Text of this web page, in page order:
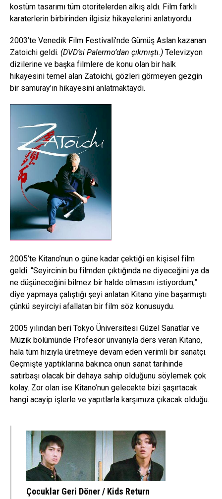
kostüm tasarımı tüm otoritelerden alkış aldı. Film farklı
karaterlerin birbirinden ilgisiz hikayelerini anlatıyordu.
2003’te Venedik Film Festivali’nde Gümüş Aslan kazanan
Zatoichi geldi. (DVD’si Palermo’dan çıkmıştı.) Televizyon
dizilerine ve başka filmlere de konu olan bir halk
hikayesini temel alan Zatoichi, gözleri görmeyen gezgin
bir samuray’ın hikayesini anlatmaktaydı.
2005’te Kitano’nun o güne kadar çektiği en kişisel film
geldi. “Seyircinin bu filmden çıktığında ne diyeceğini ya da
ne düşüneceğini bilmez bir halde olmasını istiyordum,”
diye yapmaya çalıştığı şeyi anlatan Kitano yine başarmıştı
çünkü seyirciyi afallatan bir film söz konusuydu.
2005 yılından beri Tokyo Üniversitesi Güzel Sanatlar ve
Müzik bölümünde Profesör ünvanıyla ders veran Kitano,
hala tüm hızıyla üretmeye devam eden verimli bir sanatçı.
Geçmişte yaptıklarına bakınca onun sanat tarihinde
satırbaşı olacak bir dehaya sahip olduğunu söylemek çok
kolay. Zor olan ise Kitano’nun gelecekte bizi şaşırtacak
hangi acayip işlerle ve yapıtlarla karşımıza çıkacak olduğu.
Çocuklar Geri Döner / Kids Return